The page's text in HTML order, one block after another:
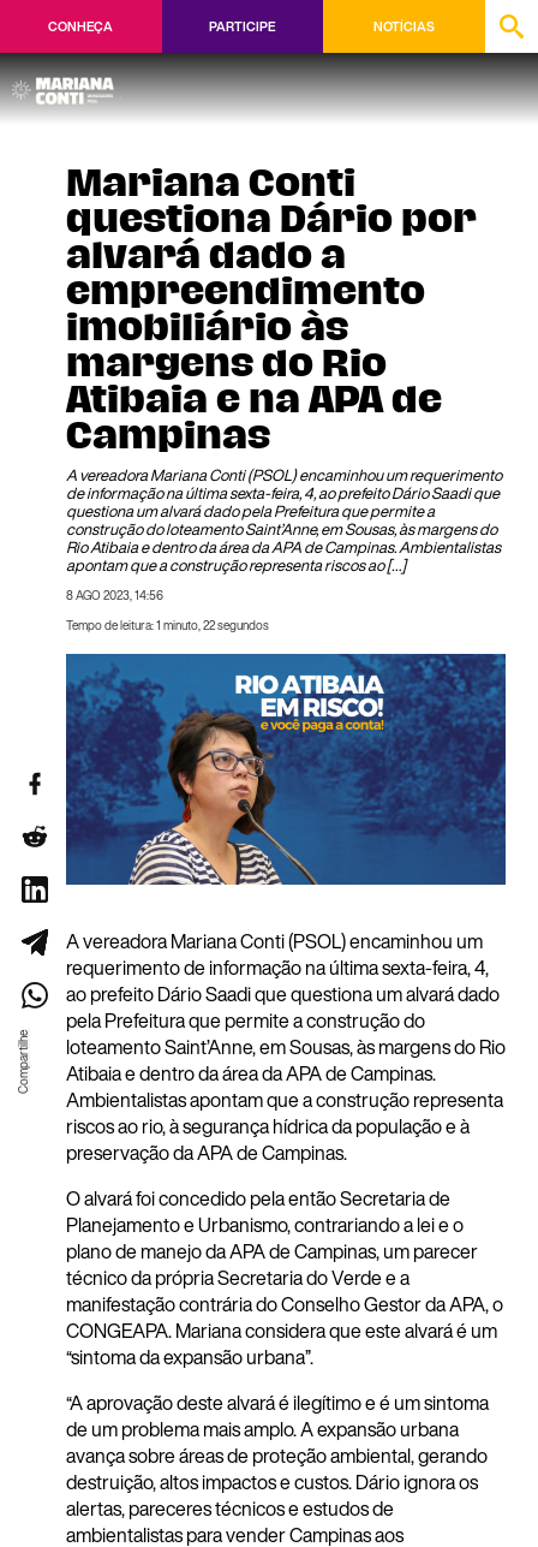
CONHEÇA PARTICIPE NOTÍCIAS
Mariana Conti
questiona Dário por
alvará dado a
empreendimento
imobiliário às
margens do Rio
Atibaia e na APA de
Campinas
A vereadora Mariana Conti (PSOL) encaminhou um requerimento
de informação na última sexta-feira, 4, ao prefeito Dário Saadi que
questiona um alvará dado pela Prefeitura que permite a
construção do loteamento Saint’Anne, em Sousas, às margens do
Rio Atibaia e dentro da área da APA de Campinas. Ambientalistas
apontam que a construção representa riscos ao […]
8 AGO 2023, 14:56
Tempo de leitura: 1 minuto, 22 segundos
A vereadora Mariana Conti (PSOL) encaminhou um
requerimento de informação na última sexta-feira, 4,
ao prefeito Dário Saadi que questiona um alvará dado
pela Prefeitura que permite a construção do
loteamento Saint’Anne, em Sousas, às margens do Rio
Atibaia e dentro da área da APA de Campinas.
Ambientalistas apontam que a construção representa
riscos ao rio, à segurança hídrica da população e à
preservação da APA de Campinas.
O alvará foi concedido pela então Secretaria de
Planejamento e Urbanismo, contrariando a lei e o
plano de manejo da APA de Campinas, um parecer
técnico da própria Secretaria do Verde e a
manifestação contrária do Conselho Gestor da APA, o
CONGEAPA. Mariana considera que este alvará é um
“sintoma da expansão urbana”.
“A aprovação deste alvará é ilegítimo e é um sintoma
de um problema mais amplo. A expansão urbana
avança sobre áreas de proteção ambiental, gerando
destruição, altos impactos e custos. Dário ignora os
alertas, pareceres técnicos e estudos de
ambientalistas para vender Campinas aos